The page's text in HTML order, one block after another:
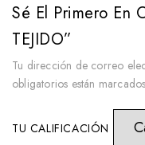
Sé El Primero En
TEJIDO”
Tu dirección de correo
obligatorios están
TU CALIFICACIÓN